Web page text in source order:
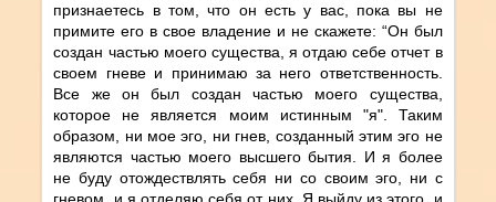
признаетесь в том, что он есть у вас, пока вы не
примите его в свое владение и не скажете: “Он был
создан частью моего существа, я отдаю себе отчет в
своем гневе и принимаю за него ответственность.
Все же он был создан частью моего существа,
которое не является моим истинным "я". Таким
образом, ни мое эго, ни гнев, созданный этим эго не
являются частью моего высшего бытия. И я более
не буду отождествлять себя ни со своим эго, ни с
гневом, и я отделяю себя от них. Я выйду из этого, и